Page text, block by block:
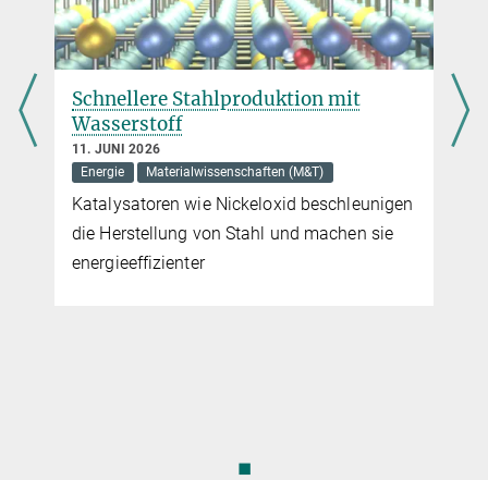
Schnellere Stahlproduktion mit
Wasserstoff
11. JUNI 2026
Energie
Materialwissenschaften (M&T)
Katalysatoren wie Nickeloxid beschleunigen
die Herstellung von Stahl und machen sie
energieeffizienter
◼